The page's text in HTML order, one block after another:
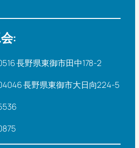
:
長野県東御市田中178-2
長野県東御市大日向224-5